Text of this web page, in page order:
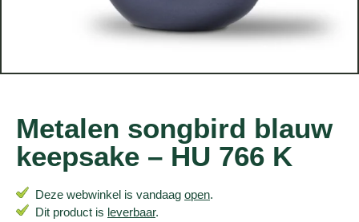
Metalen songbird blauw
keepsake – HU 766 K
Deze webwinkel is vandaag open.
Dit product is leverbaar.